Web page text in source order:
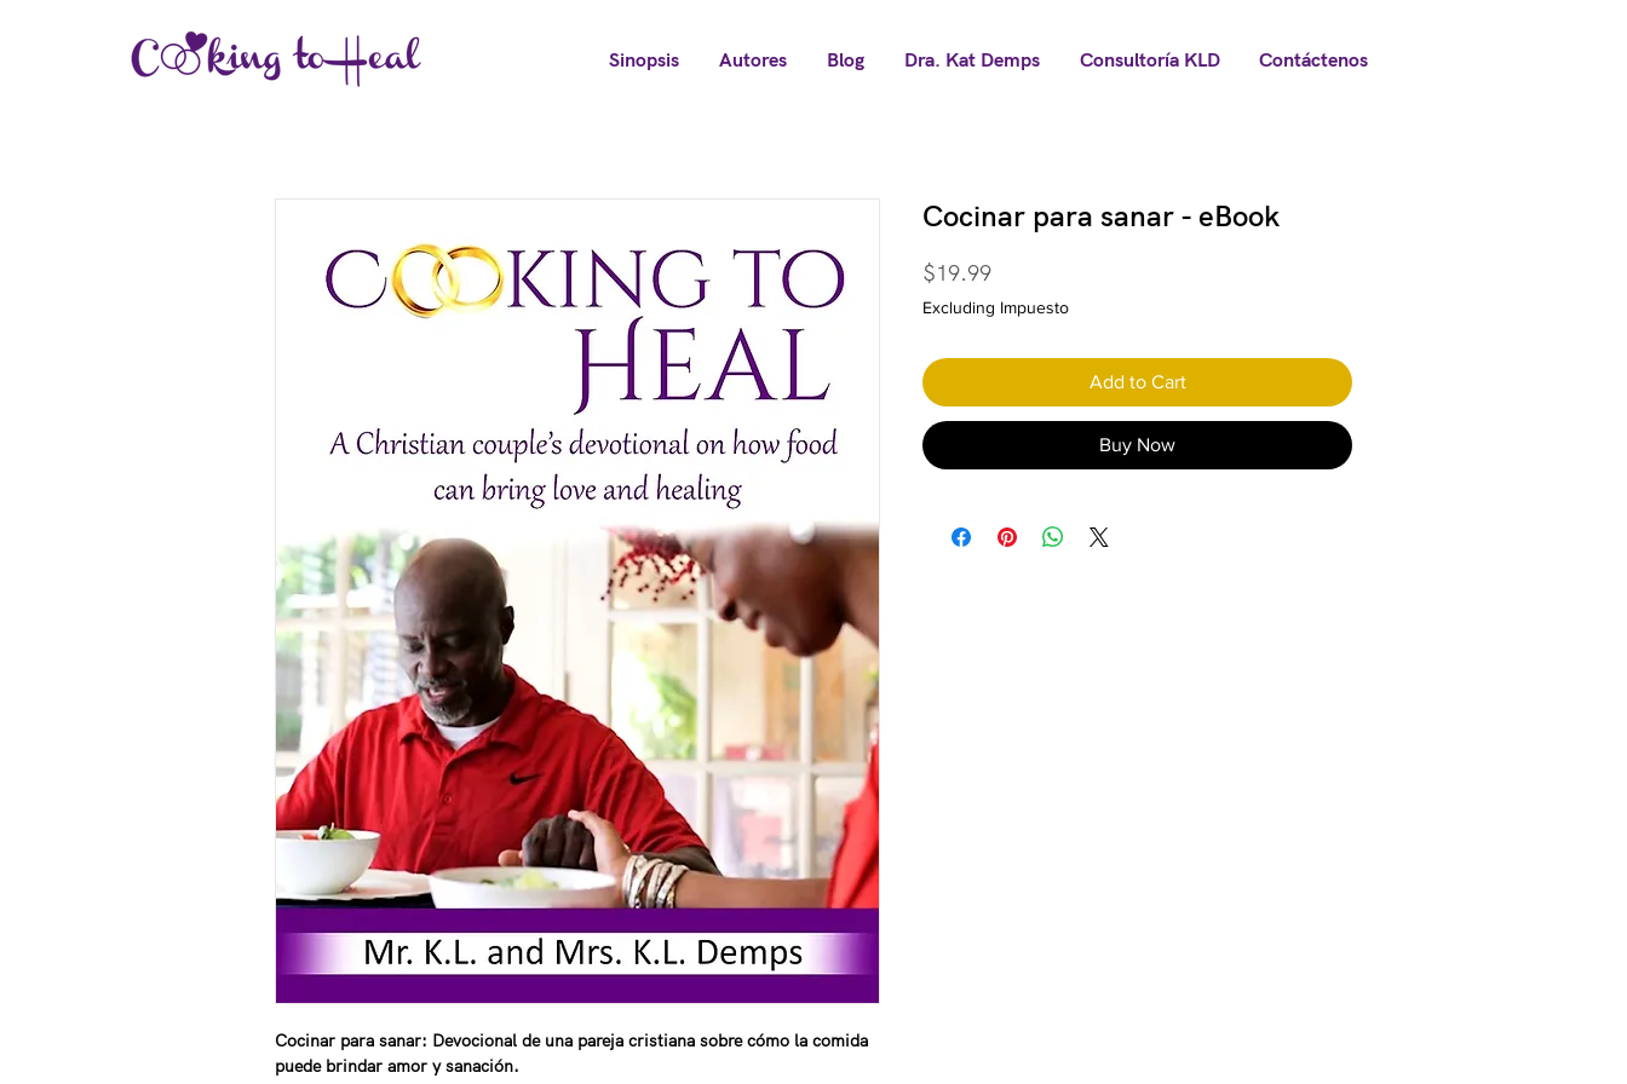
Sinopsis Autores Blog Dra. Kat Demps Consultoría KLD Contáctenos
Cocinar para sanar: Devocional de una pareja cristiana sobre cómo la comida
puede brindar amor y sanación.
Cocinar para sanar - eBook
$19.99Price
Excluding Impuesto
Add to Cart
Buy Now